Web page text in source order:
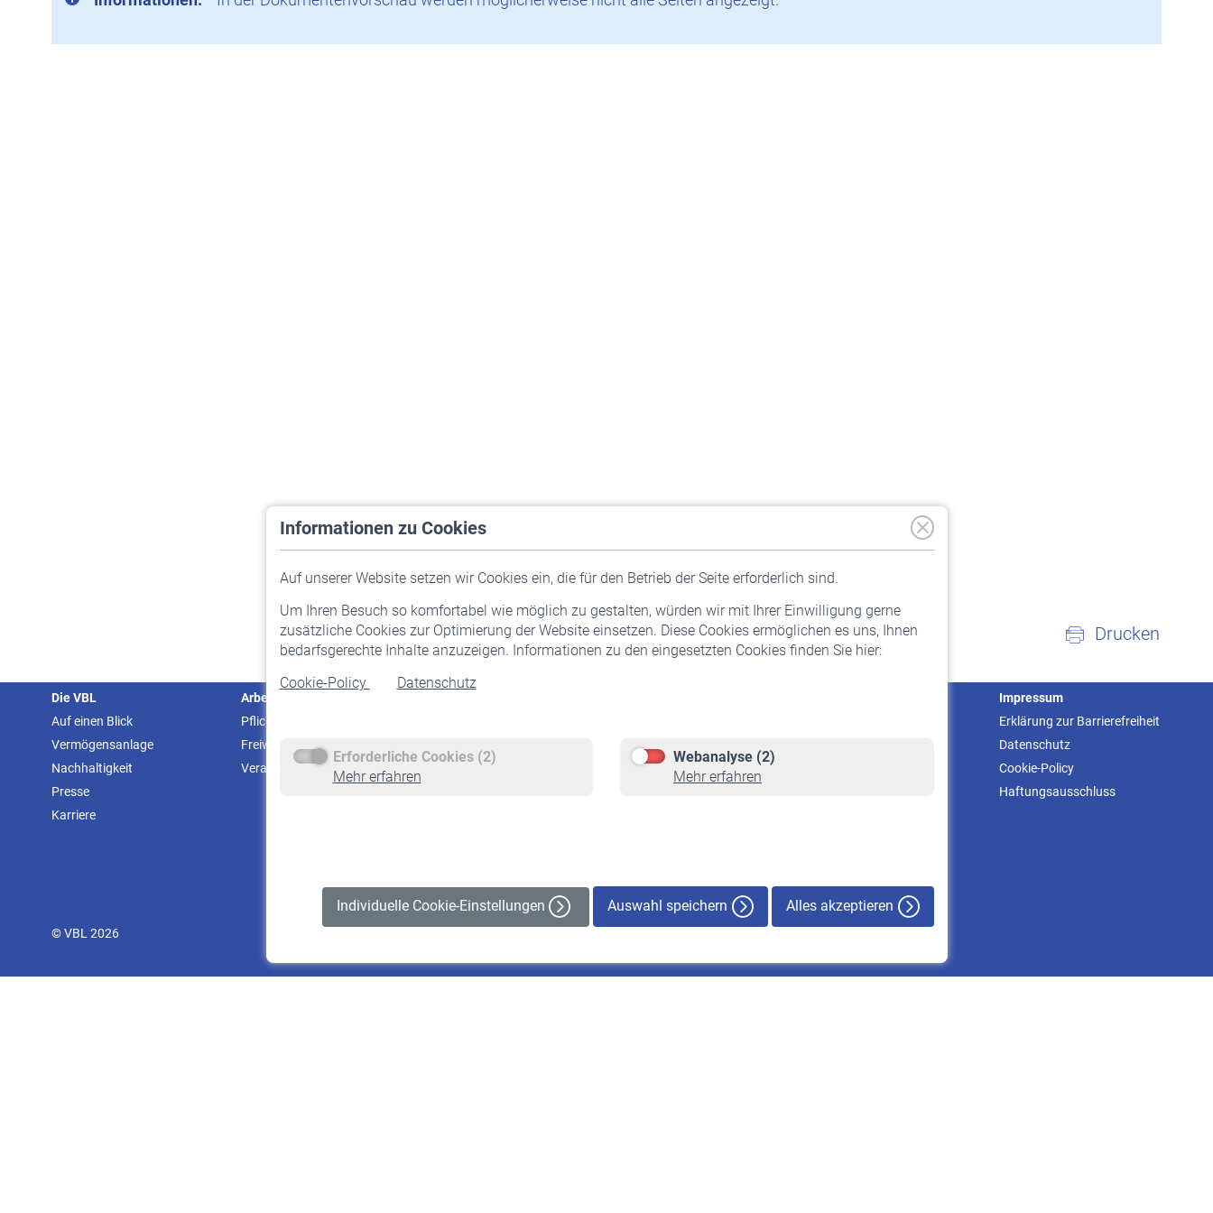
Informationen zu Cookies
Auf unserer Website setzen wir Cookies ein, die für den Betrieb der Seite erforderlich sind.
Um Ihren Besuch so komfortabel wie möglich zu gestalten, würden wir mit Ihrer Einwilligung gerne
zusätzliche Cookies zur Optimierung der Website einsetzen. Diese Cookies ermöglichen es uns, Ihnen
bedarfsgerechte Inhalte anzuzeigen. Informationen zu den eingesetzten Cookies finden Sie hier:
Cookie-Policy
Datenschutz
Erforderliche Cookies (2)
Mehr erfahren
Webanalyse (2)
Mehr erfahren
Individuelle Cookie-Einstellungen Auswahl speichern Alles akzeptieren
Drucken
Die VBL
Auf einen Blick
Vermögensanlage
Nachhaltigkeit
Presse
Karriere
Arbeitgeber
Pflichtversicherung
Freiwillige Versicherung
Veranstaltungen
Staatliche Förderung
Rente beantragen
Rentenauszahlung
Impressum
Erklärung zur Barrierefreiheit
Datenschutz
Cookie-Policy
Haftungsausschluss
© VBL 2026